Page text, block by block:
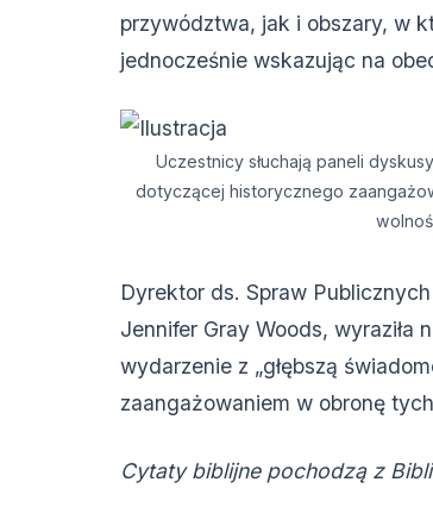
przywództwa, jak i obszary, w
jednocześnie wskazując na
Uczestnicy słuchają paneli
dotyczącej historycznego
Dyrektor ds. Spraw
Jennifer Gray Woods, wyraziła
wydarzenie z „głębszą
zaangażowaniem w obronę
Cytaty biblijne pochodzą z